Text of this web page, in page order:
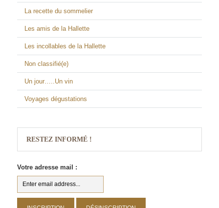
La recette du sommelier
Les amis de la Hallette
Les incollables de la Hallette
Non classifié(e)
Un jour…..Un vin
Voyages dégustations
RESTEZ INFORMÉ !
Votre adresse mail :